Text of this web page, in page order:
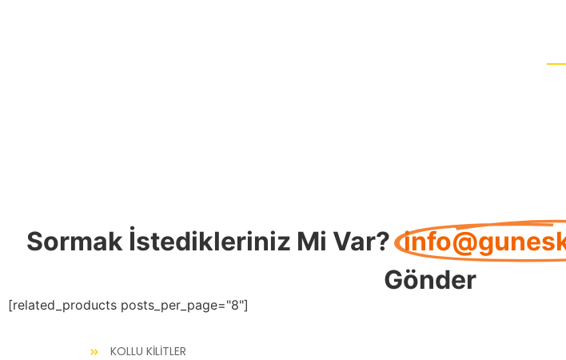
Sormak İstedikleriniz Mi Var?
Gönder
[related_products posts_per_page="8"]
KOLLU KİLİTLER